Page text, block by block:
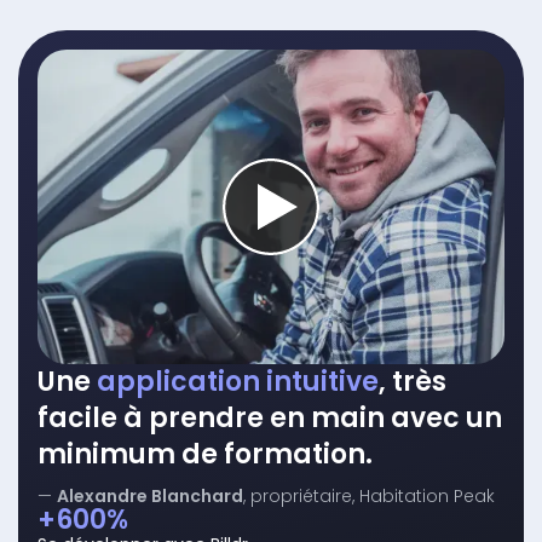
Une application intuitive, très
facile à prendre en main avec un
minimum de formation.
— Alexandre Blanchard, propriétaire, Habitation Peak
+600%